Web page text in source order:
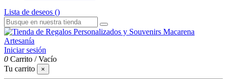
Lista de deseos ()
Iniciar sesión
0 Carrito /Vacío
Tu carrito
×